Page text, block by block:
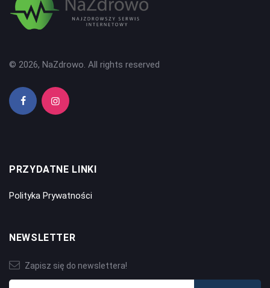
© 2026, NaZdrowo. All rights reserved
PRZYDATNE LINKI
Polityka Prywatności
NEWSLETTER
Zapisz się do newslettera!